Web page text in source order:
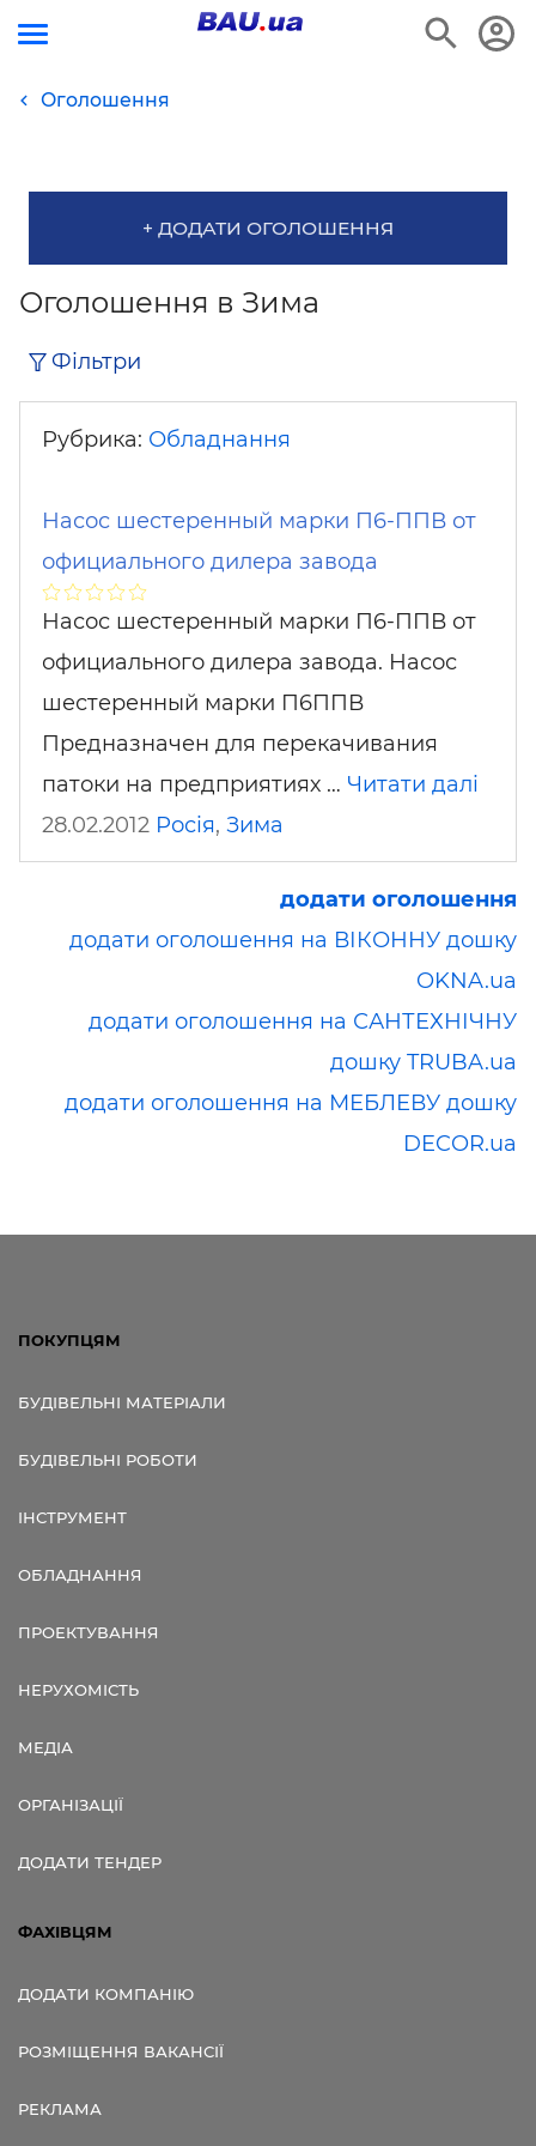
Оголошення
+ ДОДАТИ ОГОЛОШЕННЯ
Оголошення в Зима
Фільтри
Рубрика: Обладнання
Насос шестеренный марки П6-ППВ от
официального дилера завода
Насос шестеренный марки П6-ППВ от
официального дилера завода. Насос
шестеренный марки П6ППВ
Предназначен для перекачивания
патоки на предприятиях … Читати далі
28.02.2012 Росія, Зима
додати оголошення
додати оголошення на ВІКОННУ дошку
OKNA.ua
додати оголошення на САНТЕХНІЧНУ
дошку TRUBA.ua
додати оголошення на МЕБЛЕВУ дошку
DECOR.ua
ПОКУПЦЯМ
БУДІВЕЛЬНІ МАТЕРІАЛИ
БУДІВЕЛЬНІ РОБОТИ
ІНСТРУМЕНТ
ОБЛАДНАННЯ
ПРОЕКТУВАННЯ
НЕРУХОМІСТЬ
МЕДІА
ОРГАНІЗАЦІЇ
ДОДАТИ ТЕНДЕР
ФАХІВЦЯМ
ДОДАТИ КОМПАНІЮ
РОЗМІЩЕННЯ ВАКАНСІЇ
РЕКЛАМА